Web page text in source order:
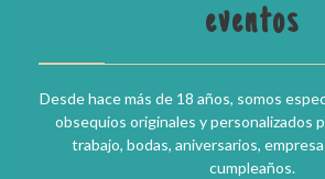
eventos
Desde hace más de 18 años, somos
obsequios originales y personalizados
trabajo, bodas, aniversarios,
cumpleaños.